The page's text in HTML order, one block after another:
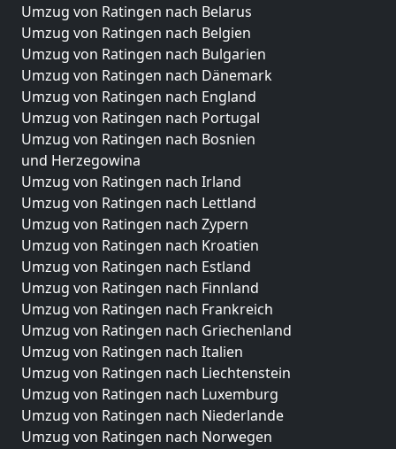
Umzug von Ratingen nach Belarus
Umzug von Ratingen nach Belgien
Umzug von Ratingen nach Bulgarien
Umzug von Ratingen nach Dänemark
Umzug von Ratingen nach England
Umzug von Ratingen nach Portugal
Umzug von Ratingen nach Bosnien
und Herzegowina
Umzug von Ratingen nach Irland
Umzug von Ratingen nach Lettland
Umzug von Ratingen nach Zypern
Umzug von Ratingen nach Kroatien
Umzug von Ratingen nach Estland
Umzug von Ratingen nach Finnland
Umzug von Ratingen nach Frankreich
Umzug von Ratingen nach Griechenland
Umzug von Ratingen nach Italien
Umzug von Ratingen nach Liechtenstein
Umzug von Ratingen nach Luxemburg
Umzug von Ratingen nach Niederlande
Umzug von Ratingen nach Norwegen